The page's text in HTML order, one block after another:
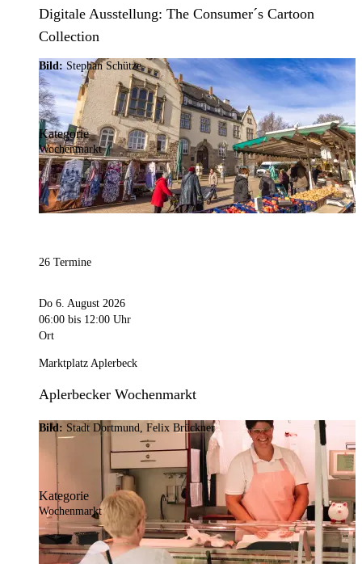
Digitale Ausstellung: The Consumer´s Cartoon
Collection
Bild: Stephan Schütze
Kategorie
Wochenmarkt
26 Termine
Do 6. August 2026
06:00 bis 12:00 Uhr
Ort
Marktplatz Aplerbeck
Aplerbecker Wochenmarkt
Bild: Stadt Dortmund, Felix Brückner
Kategorie
Wochenmarkt